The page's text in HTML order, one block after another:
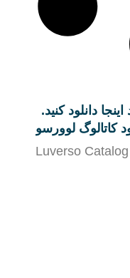
دانلود کنید.
کاتالوگ لوورسو
Luverso